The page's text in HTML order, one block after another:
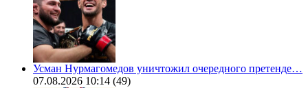
Усман Нурмагомедов уничтожил очередного претенде…
07.08.2026 10:14 (49)